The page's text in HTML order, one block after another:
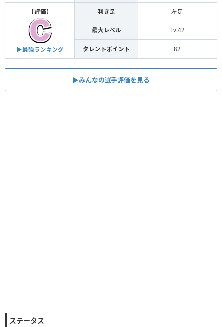
【評価】
▶︎最強ランキング
利き足 左足
最大レベル Lv.42
タレントポイント 82
▶︎みんなの選手評価を見る
ステータス